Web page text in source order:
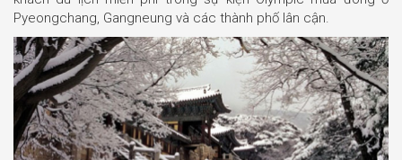
Pyeongchang, Gangneung và các thành phố lân cận.